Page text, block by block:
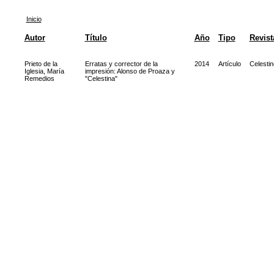
Inicio
Autor Título Año Tipo
Prieto de la
Iglesia, María
Remedios
Erratas y corrector de la
impresión: Alonso de Proaza y
"Celestina"
2014 Artículo